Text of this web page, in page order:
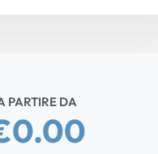
PARTIRE DA